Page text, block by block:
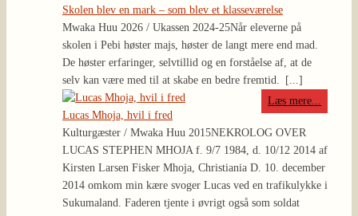
Skolen blev en mark – som blev et klasseværelse
Mwaka Huu 2026 / Ukassen 2024-25Når eleverne på
skolen i Pebi høster majs, høster de langt mere end mad.
De høster erfaringer, selvtillid og en forståelse af, at de
selv kan være med til at skabe en bedre fremtid.
[...]
Læs mere...
Lucas Mhoja, hvil i fred
Kulturgæster / Mwaka Huu 2015NEKROLOG OVER
LUCAS STEPHEN MHOJA f. 9/7 1984, d. 10/12 2014 af
Kirsten Larsen Fisker Mhoja, Christiania D. 10. december
2014 omkom min kære svoger Lucas ved en trafikulykke i
Sukumaland. Faderen tjente i øvrigt også som soldat